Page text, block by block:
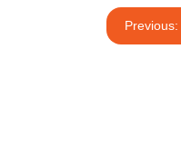
投Previous: